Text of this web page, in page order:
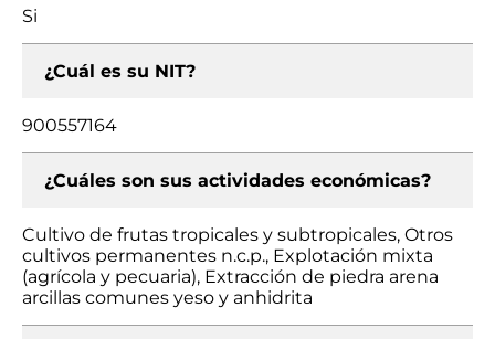
Si
¿Cuál es su NIT?
900557164
¿Cuáles son sus actividades económicas?
Cultivo de frutas tropicales y subtropicales, Otros
cultivos permanentes n.c.p., Explotación mixta
(agrícola y pecuaria), Extracción de piedra arena
arcillas comunes yeso y anhidrita